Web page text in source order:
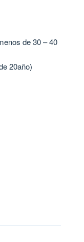
de 30 – 40
20año)